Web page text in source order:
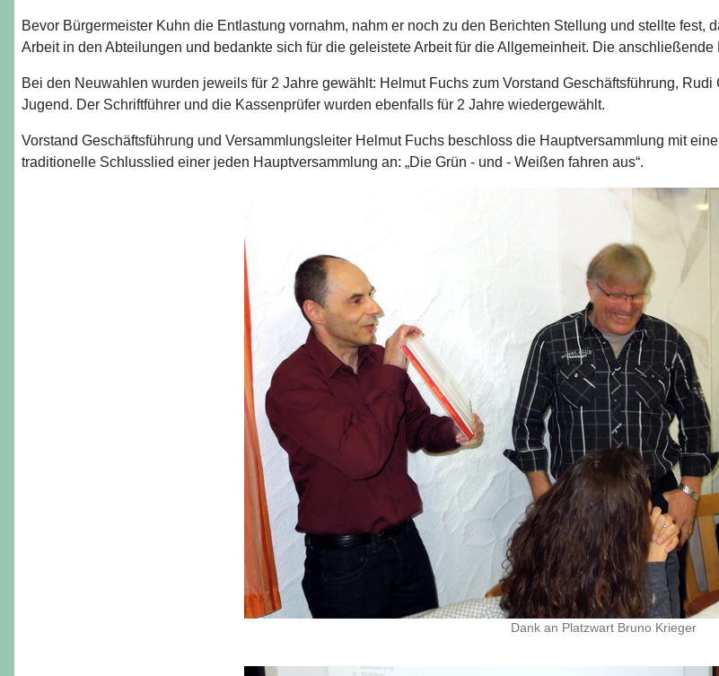
Bevor Bürgermeister Kuhn die Entlastung vornahm, nahm er noch zu den Berichten Stellung und stellte
Arbeit in den Abteilungen und bedankte sich für die geleistete Arbeit für die Allgemeinheit. Die
Bei den Neuwahlen wurden jeweils für 2 Jahre gewählt: Helmut Fuchs zum Vorstand Geschäftsführung,
Jugend. Der Schriftführer und die Kassenprüfer wurden ebenfalls für 2 Jahre wiedergewählt.
Vorstand Geschäftsführung und Versammlungsleiter Helmut Fuchs beschloss die Hauptversammlung mit
traditionelle Schlusslied einer jeden Hauptversammlung an: „Die Grün - und - Weißen fahren aus“.
Dank an Platzwart Bruno Krieger